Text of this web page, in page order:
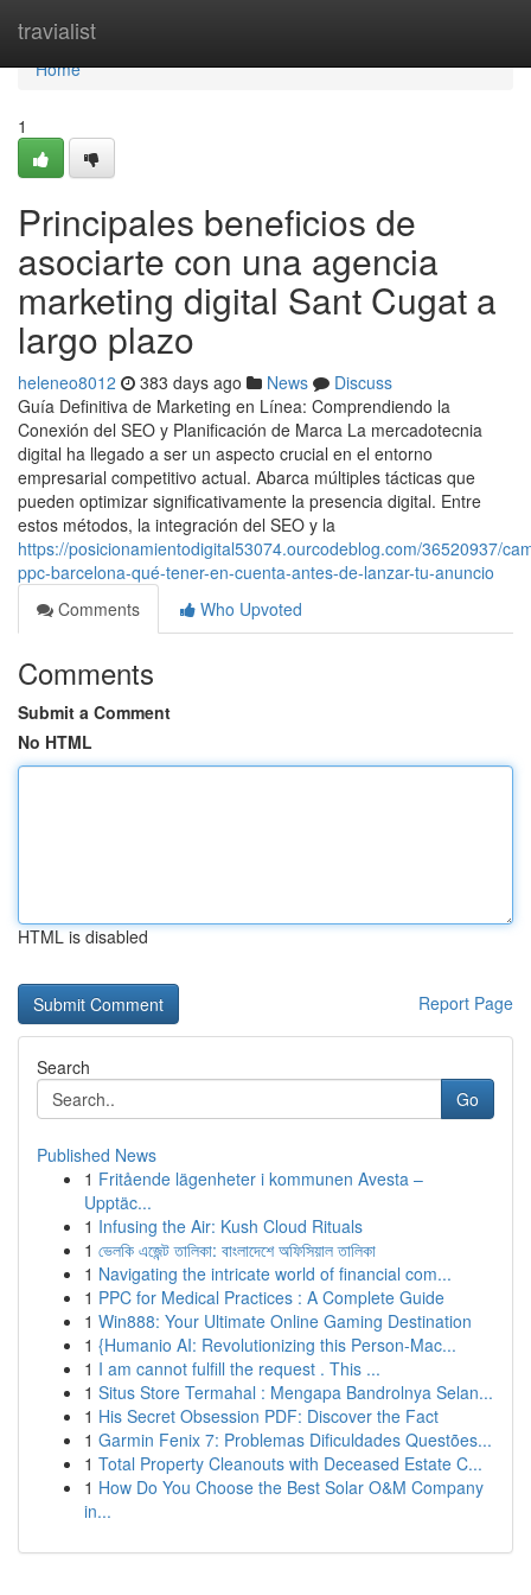
travialist
Home
Home
1
Principales beneficios de
asociarte con una agencia
marketing digital Sant Cugat a
largo plazo
heleneo8012 383 days ago News
Discuss
Guía Definitiva de Marketing en Línea: Comprendiendo la
Conexión del SEO y Planificación de Marca La mercadotecnia
digital ha llegado a ser un aspecto crucial en el entorno
empresarial competitivo actual. Abarca múltiples tácticas que
pueden optimizar significativamente la presencia digital. Entre
estos métodos, la integración del SEO y la
https://posicionamientodigital53074.ourcodeblog.com/36520937/
ppc-barcelona-qué-tener-en-cuenta-antes-de-lanzar-tu-anuncio
Comments
Who Upvoted
Comments
Submit a Comment
No HTML
HTML is disabled
Report Page
Search
Go
Published News
1 Fritående lägenheter i kommunen Avesta –
Upptäc...
1 Infusing the Air: Kush Cloud Rituals
1 ভেলকি এজেন্ট তালিকা: বাংলাদেশে অফিসিয়াল তালিকা
1 Navigating the intricate world of financial com...
1 PPC for Medical Practices : A Complete Guide
1 Win888: Your Ultimate Online Gaming Destination
1 {Humanio AI: Revolutionizing this Person-Mac...
1 I am cannot fulfill the request . This ...
1 Situs Store Termahal : Mengapa Bandrolnya Selan...
1 His Secret Obsession PDF: Discover the Fact
1 Garmin Fenix 7: Problemas Dificuldades Questões...
1 Total Property Cleanouts with Deceased Estate C...
1 How Do You Choose the Best Solar O&M Company
in...